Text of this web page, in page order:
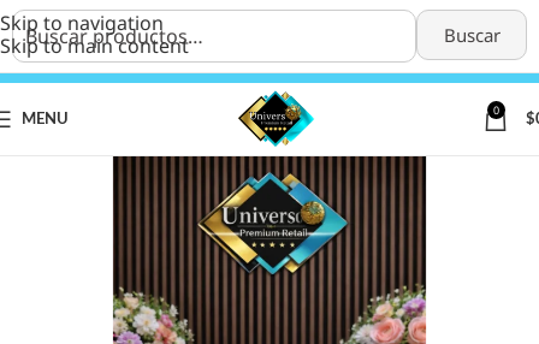
Buscar
Skip to navigation
Skip to main content
MENU
0
$